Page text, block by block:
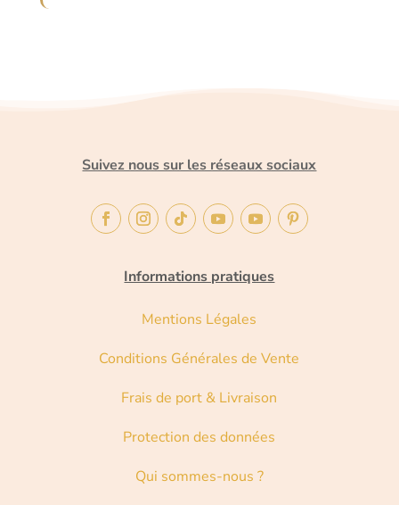
Suivez nous sur les réseaux sociaux
Informations pratiques
Mentions Légales
Conditions Générales de Vente
Frais de port & Livraison
Protection des données
Qui sommes-nous ?